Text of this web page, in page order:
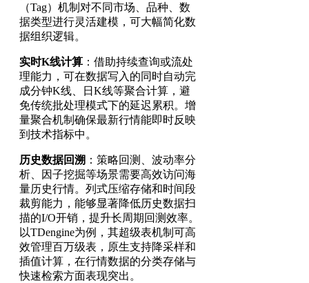
（Tag）机制对不同市场、品种、数
据类型进行灵活建模，可大幅简化数
据组织逻辑。
实时K线计算 ：借助持续查询或流处
理能力，可在数据写入的同时自动完
成分钟K线、日K线等聚合计算，避
免传统批处理模式下的延迟累积。增
量聚合机制确保最新行情能即时反映
到技术指标中。
历史数据回溯 ：策略回测、波动率分
析、因子挖掘等场景需要高效访问海
量历史行情。列式压缩存储和时间段
裁剪能力，能够显著降低历史数据扫
描的I/O开销，提升长周期回测效率。
以TDengine为例，其超级表机制可高
效管理百万级表，原生支持降采样和
插值计算，在行情数据的分类存储与
快速检索方面表现突出。